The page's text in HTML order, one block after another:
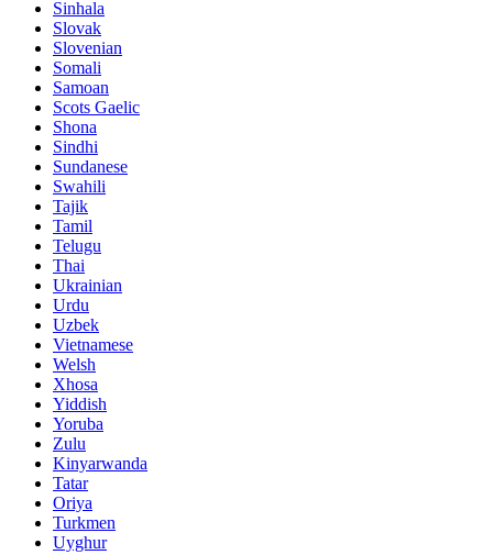
Sinhala
Slovak
Slovenian
Somali
Samoan
Scots Gaelic
Shona
Sindhi
Sundanese
Swahili
Tajik
Tamil
Telugu
Thai
Ukrainian
Urdu
Uzbek
Vietnamese
Welsh
Xhosa
Yiddish
Yoruba
Zulu
Kinyarwanda
Tatar
Oriya
Turkmen
Uyghur